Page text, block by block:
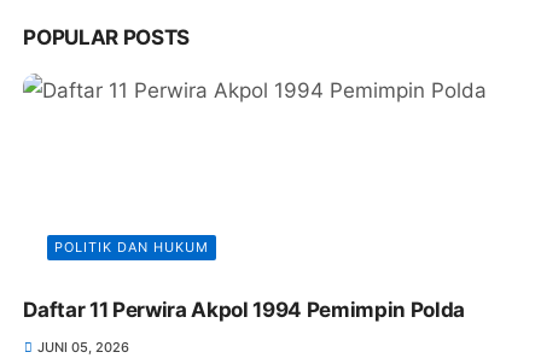
POPULAR POSTS
POLITIK DAN HUKUM
Daftar 11 Perwira Akpol 1994 Pemimpin Polda
JUNI 05, 2026